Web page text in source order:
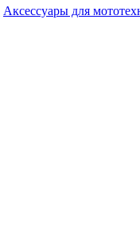
Аксессуары для